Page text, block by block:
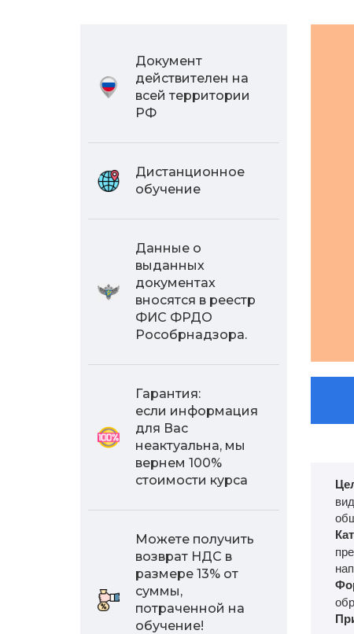
Документ
действителен на
всей территории
РФ
Дистанционное
обучение
Данные о
выданных
документах
вносятся в реестр
ФИС ФРДО
Рособрнадзора.
Гарантия:
если информация
для Вас
неактуальна, мы
вернем 100%
стоимости курса
Можете получить
возврат НДС в
размере 13% от
суммы,
потраченной на
обучение!